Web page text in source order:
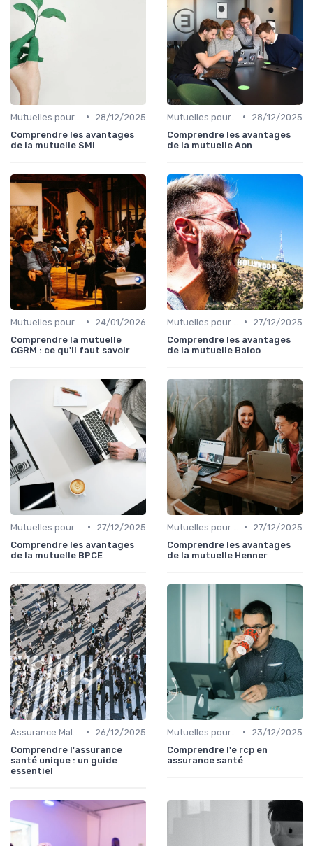
•
28/12/2025
Comprendre les avantages
de la mutuelle SMI
•
28/12/2025
Comprendre les avantages
de la mutuelle Aon
•
24/01/2026
Comprendre la mutuelle
CGRM : ce qu'il faut savoir
•
27/12/2025
Comprendre les avantages
de la mutuelle Baloo
•
27/12/2025
Comprendre les avantages
de la mutuelle BPCE
•
27/12/2025
Comprendre les avantages
de la mutuelle Henner
•
26/12/2025
Comprendre l'assurance
santé unique : un guide
essentiel
•
23/12/2025
Comprendre l'e rcp en
assurance santé